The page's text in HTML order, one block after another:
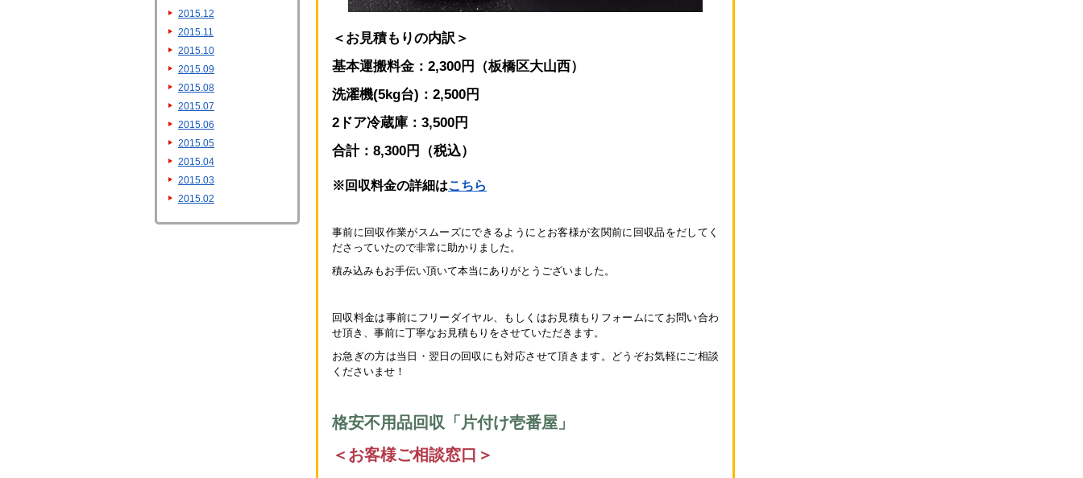
＜お見積もりの内訳＞
基本運搬料金：2,300円（板橋区大山西）
洗濯機(5kg台)：2,500円
2ドア冷蔵庫：3,500円
合計：8,300円（税込）
※回収料金の詳細はこちら
事前に回収作業がスムーズにできるようにとお客様が玄関前に回収品をだしてく
ださっていたので非常に助かりました。
積み込みもお手伝い頂いて本当にありがとうございました。
回収料金は事前にフリーダイヤル、もしくはお見積もりフォームにてお問い合わ
せ頂き、事前に丁寧なお見積もりをさせていただきます。
お急ぎの方は当日・翌日の回収にも対応させて頂きます。どうぞお気軽にご相談
くださいませ！
格安不用品回収「片付け壱番屋」
＜お客様ご相談窓口＞
2015.12
2015.11
2015.10
2015.09
2015.08
2015.07
2015.06
2015.05
2015.04
2015.03
2015.02